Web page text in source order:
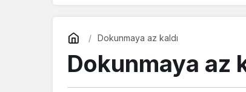
Dokunmaya az kaldı
Dokunmaya az